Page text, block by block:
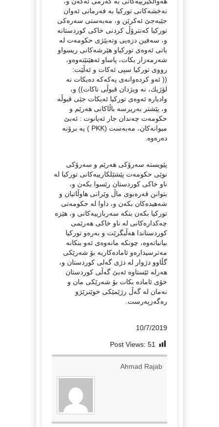
نه‌خشه‌كانی توركیا به‌ فه‌رمانی ئه‌وان
جێبه‌جێ ئه‌كرێن و، مه‌به‌ستی سه‌ره‌كی
توركیا كه‌نترۆڵ كردنی خاكی كوردستانه‌
و، سه‌فین دزه‌یی وته‌بێژی حكومه‌ت له‌
باتی ئه‌وه‌ی توركیاو هێرشه‌كانی ریسواو
شه‌رمه‌زار بكات، پاساو ئه‌هێنێته‌وه‌و،
رووی توركیا سپی ئه‌كات و ئه‌ڵێت:
‌(( ئه‌و كرده‌وانه‌ی په‌كه‌كه‌ ده‌یكات نه‌
لۆژیك، نه‌ ویژدان قبوڵی ناكات)) و،
وادیاره‌ ئه‌وه‌ی توركیا ئه‌یكات جێی قبوڵه‌
و، پێشتر به‌رپرسه‌ باڵاكانی هه‌رێم و
حكومه‌ت چه‌ندان جار ئه‌یانوت : ئه‌بێ
میوانه‌كان، مه‌به‌ست (PKK ) یه‌ برۆنه‌
ده‌ره‌وه.
پێویسته‌ سه‌رۆكی هه‌رێم و سه‌رۆكی
نوێی حكومه‌ت پێشێلكارییه‌كانی توركیا له‌
ناو خاكی كوردستان‌ رێسوا بكه‌ن و،
بتوانن قه‌ره‌بوی ماڵ وێرانی هاوڵاتیان و
شه‌هیده‌كان بكه‌ن و، داوا لە حکومەتی
تورکیا بکەن بنکە سەربازییەکانی و، ھێزە
چەکدارەکانی لە ناو خاکی ھەرێمی
کوردستاندا ھەڵبگرێت و بەرەو تورکیا
بیانباتەوە، چونکە مانەوەی ئەو بنکانە
مەترسیدارەو ئامادەکاریە بۆ شەرێکی
گڵاوو دژوار لە دژی گەلی کوردستان و،
ھەرلە ئێستاوە ئەبێ گەڵی کوردستان
خۆی ئامادە بکات بۆ شەرێکی مان و
نەمان لە گەڵ رژێمێکی خوێنرێژو
ره‌گه‌زپه‌رست.
10/7/2019
Post Views: 51
Ahmad Rajab